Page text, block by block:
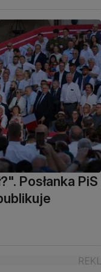
Posłanka PiS